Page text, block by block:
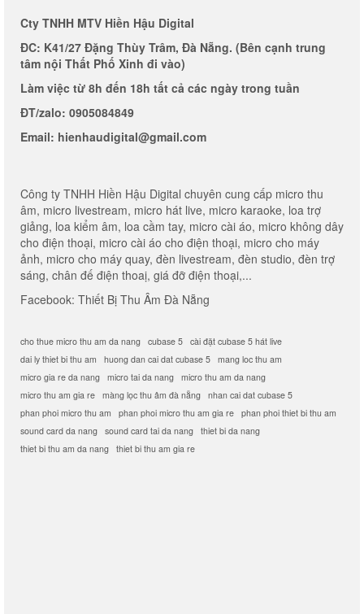
Cty TNHH MTV Hiền Hậu Digital
ĐC: K41/27 Đặng Thùy Trâm, Đà Nẵng. (Bên cạnh trung
tâm nội Thất Phố Xinh đi vào)
Làm việc từ 8h đến 18h tất cả các ngày trong tuần
ĐT/zalo: 0905084849
Email: hienhaudigital@gmail.com
Công ty TNHH Hiền Hậu Digital chuyên cung cấp micro thu
âm, micro livestream, micro hát live, micro karaoke, loa trợ
giảng, loa kiểm âm, loa cầm tay, micro cài áo, micro không dây
cho điện thoại, micro cài áo cho điện thoại, micro cho máy
ảnh, micro cho máy quay, đèn livestream, đèn studio, đèn trợ
sáng, chân đế điện thoaị, giá đỡ điện thoại,...
Facebook: Thiết Bị Thu Âm Đà Nẵng
cho thue micro thu am da nang cubase 5 cài đặt cubase 5 hát live
dai ly thiet bi thu am
huong dan cai dat cubase 5 mang loc thu am
micro gia re da nang micro tai da nang micro thu am da nang
micro thu am gia re màng lọc thu âm đà nẵng nhan cai dat cubase 5
phan phoi micro thu am
phan phoi micro thu am gia re phan phoi thiet bi thu am
sound card da nang sound card tai da nang thiet bi da nang
thiet bi thu am da nang thiet bi thu am gia re